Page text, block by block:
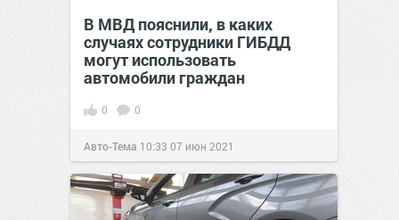
В МВД пояснили, в каких
случаях сотрудники ГИБДД
могут использовать
автомобили граждан
0 0
Авто-Тема 10:33 07 июн 2021